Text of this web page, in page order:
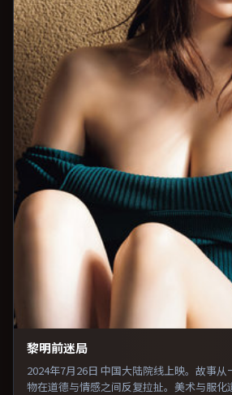
黎明前迷局
2024年7月26日 中国大陆院线上映。故事从
物在道德与情感之间反复拉扯。美术与服化